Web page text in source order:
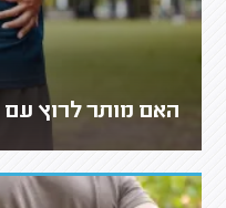
האם מותר לרוץ